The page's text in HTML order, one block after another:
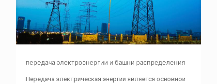
передача электроэнергии и башни распределения
Передача электрическая энергии является основной